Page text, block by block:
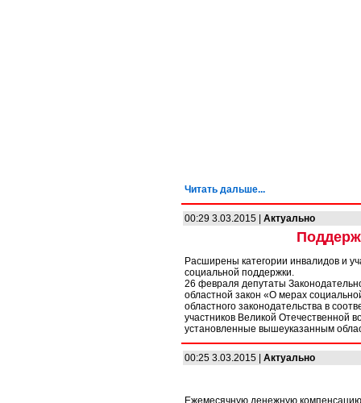
Читать дальше...
00:29 3.03.2015 | Актуально
Расширены категории инвалидов и
социальной поддержки.
26 февраля депутаты
областной закон «О мерах
областного законодательства в
участников Великой
установленные вышеуказанным
00:25 3.03.2015 | Актуально
Ежемесячную денежную